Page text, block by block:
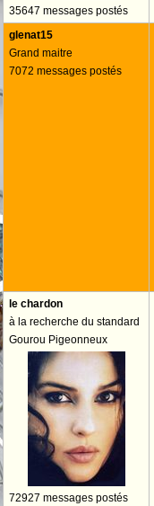
35647 messages postés
glenat15
Grand maitre
7072 messages postés
le chardon
à la recherche du standard
Gourou Pigeonneux
72927 messages postés